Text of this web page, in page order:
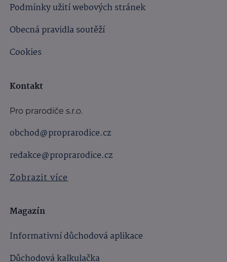
Podmínky užití webových stránek
Obecná pravidla soutěží
Cookies
Kontakt
Pro prarodiče s.r.o.
obchod@proprarodice.cz
redakce@proprarodice.cz
Zobrazit více
Magazín
Informativní důchodová aplikace
Důchodová kalkulačka